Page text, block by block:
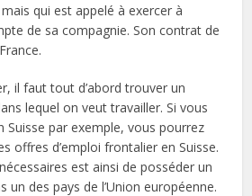
qui est appelé à exercer à
de sa compagnie. Son contrat de
il faut tout d’abord trouver un
lequel on veut travailler. Si vous
Suisse par exemple, vous pourrez
offres d’emploi frontalier en Suisse.
est ainsi de posséder un
un des pays de l’Union européenne.